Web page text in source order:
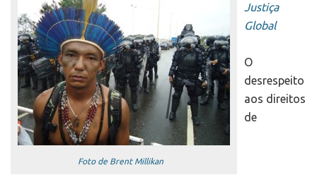
Foto de Brent Millikan
Justiça
Global
O
desrespeito
aos direitos
de